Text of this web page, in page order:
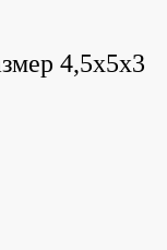
4,5х5х3